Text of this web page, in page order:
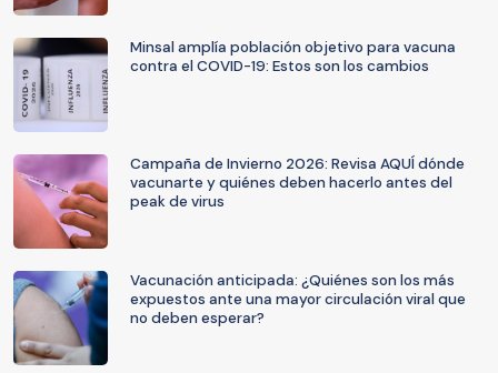
Minsal amplía población objetivo para vacuna
contra el COVID-19: Estos son los cambios
Campaña de Invierno 2026: Revisa AQUÍ dónde
vacunarte y quiénes deben hacerlo antes del
peak de virus
Vacunación anticipada: ¿Quiénes son los más
expuestos ante una mayor circulación viral que
no deben esperar?